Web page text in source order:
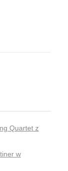
Quartet z
w